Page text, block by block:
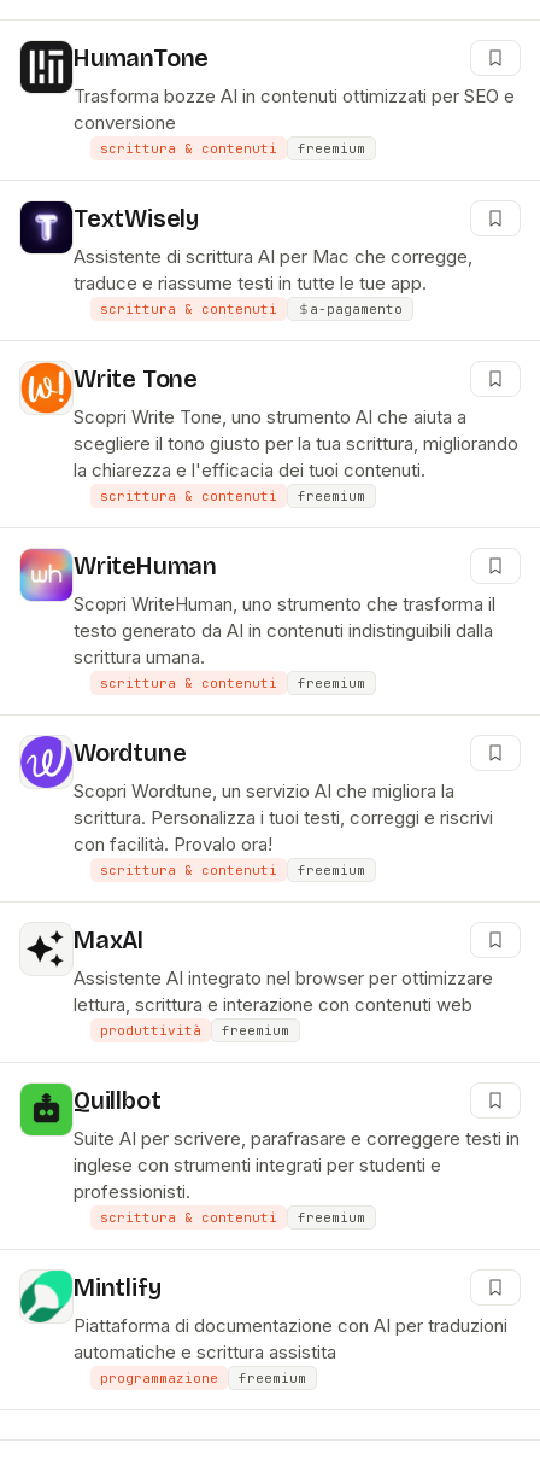
HumanTone
Trasforma bozze AI in contenuti ottimizzati per SEO e
conversione
scrittura & contenuti freemium
TextWisely
Assistente di scrittura AI per Mac che corregge,
traduce e riassume testi in tutte le tue app.
scrittura & contenuti a-pagamento
Write Tone
Scopri Write Tone, uno strumento AI che aiuta a
scegliere il tono giusto per la tua scrittura, migliorando
la chiarezza e l'efficacia dei tuoi contenuti.
scrittura & contenuti freemium
WriteHuman
Scopri WriteHuman, uno strumento che trasforma il
testo generato da AI in contenuti indistinguibili dalla
scrittura umana.
scrittura & contenuti freemium
Wordtune
Scopri Wordtune, un servizio AI che migliora la
scrittura. Personalizza i tuoi testi, correggi e riscrivi
con facilità. Provalo ora!
scrittura & contenuti freemium
MaxAI
Assistente AI integrato nel browser per ottimizzare
lettura, scrittura e interazione con contenuti web
produttività freemium
Quillbot
Suite AI per scrivere, parafrasare e correggere testi in
inglese con strumenti integrati per studenti e
professionisti.
scrittura & contenuti freemium
Mintlify
Piattaforma di documentazione con AI per traduzioni
automatiche e scrittura assistita
programmazione freemium